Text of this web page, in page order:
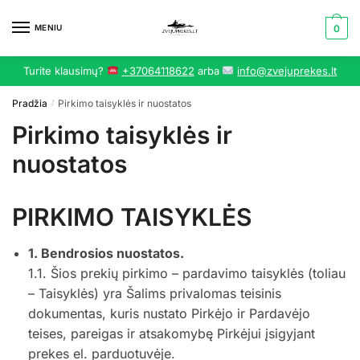
MENIU 0
Turite klausimų? +37064118622 arba info@zvejuprekes.lt
Pradžia / Pirkimo taisyklės ir nuostatos
Pirkimo taisyklės ir
nuostatos
PIRKIMO TAISYKLĖS
1. Bendrosios nuostatos.
1.1. Šios prekių pirkimo – pardavimo taisyklės (toliau
– Taisyklės) yra Šalims privalomas teisinis
dokumentas, kuris nustato Pirkėjo ir Pardavėjo
teises, pareigas ir atsakomybę Pirkėjui įsigyjant
prekes el. parduotuvėje.